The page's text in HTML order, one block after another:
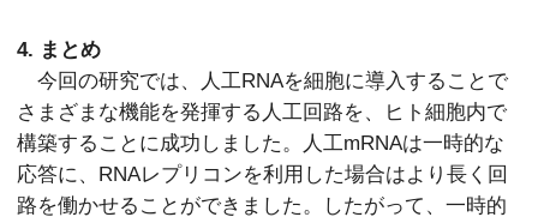
4. まとめ
今回の研究では、人工RNAを細胞に導入することで
さまざまな機能を発揮する人工回路を、ヒト細胞内で
構築することに成功しました。人工mRNAは一時的な
応答に、RNAレプリコンを利用した場合はより長く回
路を働かせることができました。したがって、一時的